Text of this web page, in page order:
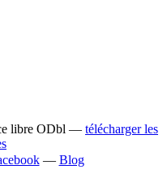
libre ODbl — télécharger les
— Blog